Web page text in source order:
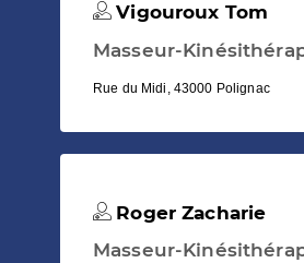
Vigouroux Tom
Masseur-
Rue du Midi, 43000 Polignac
Roger Zacharie
Masseur-